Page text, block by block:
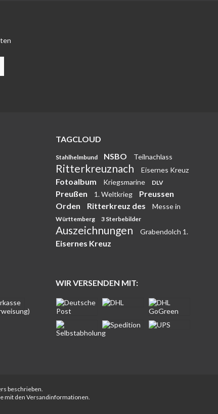
TAGCLOUD
Stahlhelmbund NSBO Teilnachlass
Ritterkreuznach Eisernes Kreuz
Fotoalbum Kriegsmarine DLV
Preußen 1. Weltkrieg
Preussen
Orden
Ritterkreuz des Messe in
Württemberg 3 Sterbebilder
Auszeichnungen Grabendolch 1.
Eisernes Kreuz
WIR VERSENDEN MIT:
beschrieben.
mit den Versandinformationen.